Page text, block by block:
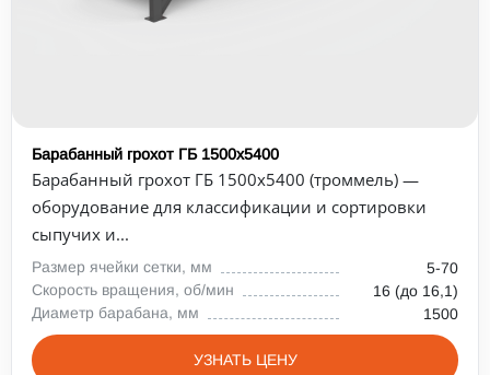
Барабанный грохот ГБ 1500х5400
Барабанный грохот ГБ 1500х5400 (троммель) —
оборудование для классификации и сортировки
сыпучих и...
Размер ячейки сетки, мм
5-70
Скорость вращения, об/мин
16 (до 16,1)
Диаметр барабана, мм
1500
УЗНАТЬ ЦЕНУ